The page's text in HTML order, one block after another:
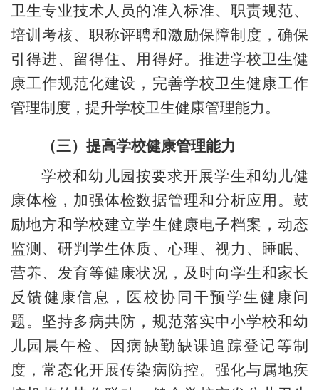
卫生专业技术人员的准入标准、职责规范、
培训考核、职称评聘和激励保障制度，确保
引得进、留得住、用得好。推进学校卫生健
康工作规范化建设，完善学校卫生健康工作
管理制度，提升学校卫生健康管理能力。
（三）提高学校健康管理能力
学校和幼儿园按要求开展学生和幼儿健
康体检，加强体检数据管理和分析应用。鼓
励地方和学校建立学生健康电子档案，动态
监测、研判学生体质、心理、视力、睡眠、
营养、发育等健康状况，及时向学生和家长
反馈健康信息，医校协同干预学生健康问
题。坚持多病共防，规范落实中小学校和幼
儿园晨午检、因病缺勤缺课追踪登记等制
度，常态化开展传染病防控。强化与属地疾